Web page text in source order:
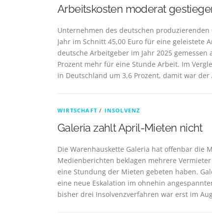
Arbeitskosten moderat
Unternehmen des deutschen
Jahr im Schnitt 45,00 Euro für eine geleistete
deutsche Arbeitgeber im Jahr 2025
Prozent mehr für eine Stunde Arbeit. Im
in Deutschland um 3,6 Prozent, damit war
WIRTSCHAFT / INSOLVENZ
Galeria zahlt April-Mieten nicht
Die Warenhauskette Galeria hat offenbar die
Medienberichten beklagen mehrere
eine Stundung der Mieten gebeten haben.
eine neue Eskalation im ohnehin
bisher drei Insolvenzverfahren war erst im